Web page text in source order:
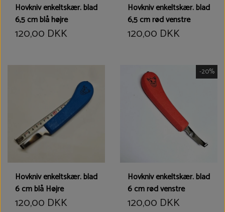
Hovkniv enkeltskær. blad
6,5 cm blå højre
120,00 DKK
Hovkniv enkeltskær. blad
6,5 cm rød venstre
120,00 DKK
Hovkniv enkeltskær. blad
6 cm blå Højre
120,00 DKK
-20%
Hovkniv enkeltskær. blad
6 cm rød venstre
120,00 DKK